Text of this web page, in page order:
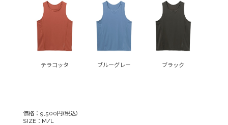
テラコッタ ブルーグレー ブラック
価格：9,500円(税込)
SIZE：M/L